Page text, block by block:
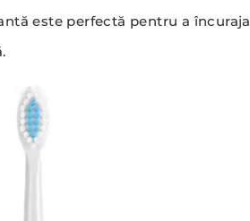
este perfectă pentru a încuraja